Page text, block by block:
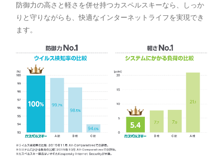
防御力の高さと軽さを併せ持つカスペルスキーなら、しっか
りと守りながらも、快適なインターネットライフを実現でき
ます。